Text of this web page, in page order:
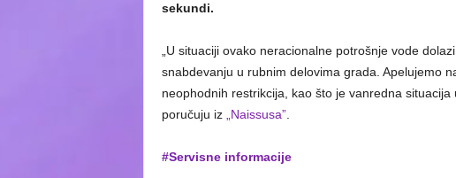
sekundi.
„U situaciji ovako neracionalne potrošnje vode
snabdevanju u rubnim delovima grada. Apelujemo
neophodnih restrikcija, kao što je vanredna situacija
poručuju iz
„Naissusa”.
#Servisne informacije